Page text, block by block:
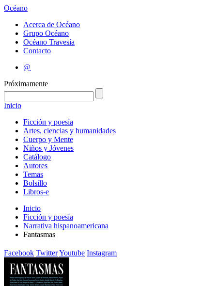
Océano
Acerca de Océano
Grupo Océano
Océano Travesía
Contacto
@
Próximamente
Inicio
Ficción y poesía
Artes, ciencias y humanidades
Cuerpo y Mente
Niños y Jóvenes
Catálogo
Autores
Temas
Bolsillo
Libros-e
Inicio
Ficción y poesía
Narrativa hispanoamericana
Fantasmas
Facebook TwitterYoutube Instagram